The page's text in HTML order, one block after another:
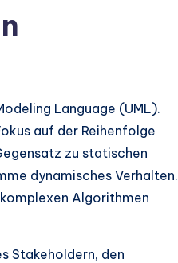
Language (UML).
auf der Reihenfolge
zu statischen
dynamisches Verhalten.
Algorithmen
Stakeholdern, den